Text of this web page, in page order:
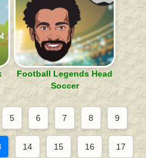
Football Legends Head
Soccer
5 6 7 8 9
14 15 16 17